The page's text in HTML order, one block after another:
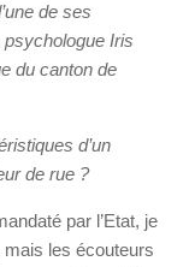
de ses
psychologue Iris
du canton de
d’un
de rue ?
par l’Etat, je
mais les écouteurs